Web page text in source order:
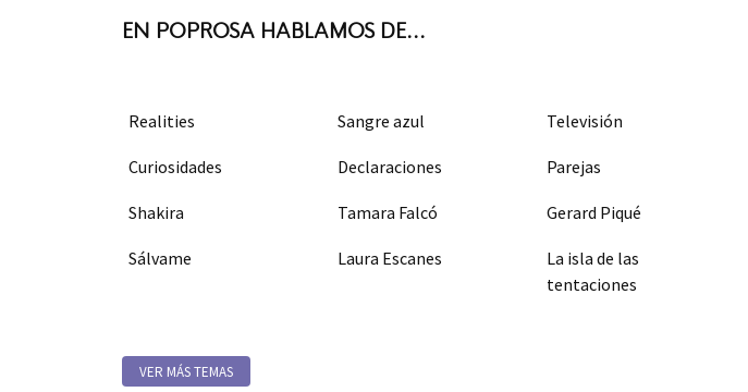
EN POPROSA HABLAMOS DE...
Realities Sangre azul Televisión
Curiosidades Declaraciones Parejas
Shakira Tamara Falcó Gerard Piqué
Sálvame Laura Escanes
La isla de las
tentaciones
VER MÁS TEMAS